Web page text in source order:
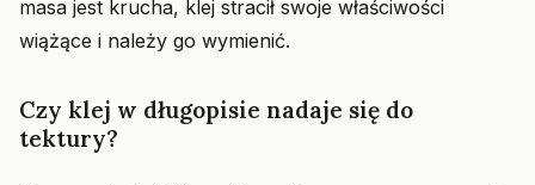
masa jest krucha, klej stracił swoje właściwości
wiążące i należy go wymienić.
Czy klej w długopisie nadaje się do
tektury?